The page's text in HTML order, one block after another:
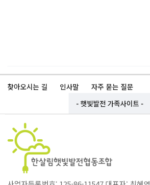
찾아오시는 길 인사말 자주 묻는 질문